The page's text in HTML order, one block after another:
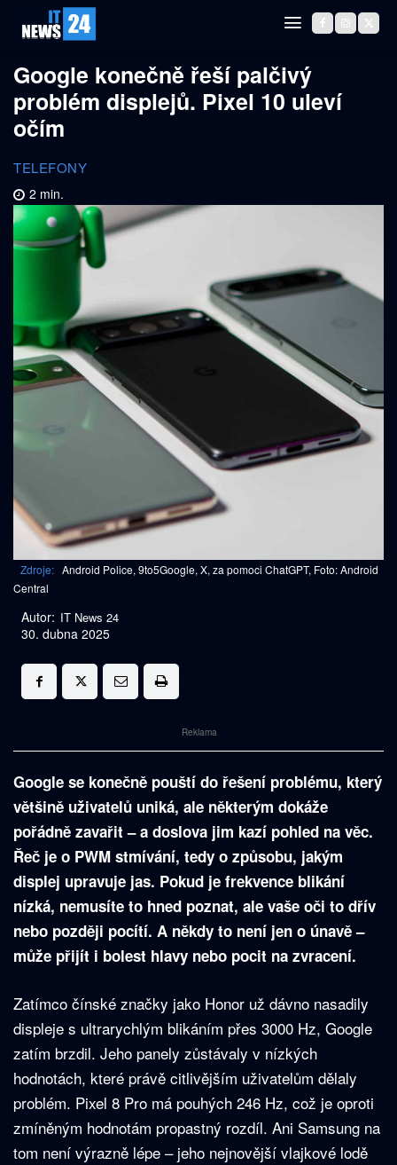
Google konečně řeší palčivý
problém displejů. Pixel 10 uleví
očím
TELEFONY
2 min.
Zdroje: Android Police, 9to5Google, X, za pomoci ChatGPT, Foto: Android
Central
Autor: IT News 24
30. dubna 2025
Reklama
Google se konečně pouští do řešení problému, který
většině uživatelů uniká, ale některým dokáže
pořádně zavařit – a doslova jim kazí pohled na věc.
Řeč je o PWM stmívání, tedy o způsobu, jakým
displej upravuje jas. Pokud je frekvence blikání
nízká, nemusíte to hned poznat, ale vaše oči to dřív
nebo později pocítí. A někdy to není jen o únavě –
může přijít i bolest hlavy nebo pocit na zvracení.
Zatímco čínské značky jako Honor už dávno nasadily
displeje s ultrarychlým blikáním přes 3000 Hz, Google
zatím brzdil. Jeho panely zůstávaly v nízkých
hodnotách, které právě citlivějším uživatelům dělaly
problém. Pixel 8 Pro má pouhých 246 Hz, což je oproti
zmíněným hodnotám propastný rozdíl. Ani Samsung na
tom není výrazně lépe – jeho nejnovější vlajkové lodě